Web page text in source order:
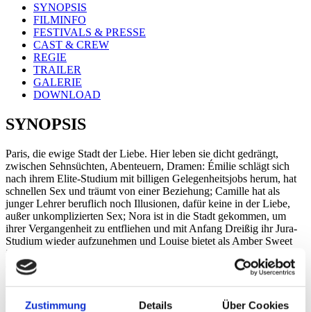
Zustimmung Details Über Cookies
SYNOPSIS
FILMINFO
FESTIVALS & PRESSE
CAST & CREW
REGIE
TRAILER
GALERIE
DOWNLOAD
SYNOPSIS
Paris, die ewige Stadt der Liebe. Hier leben sie dicht gedrängt,
zwischen Sehnsüchten, Abenteuern, Dramen: Émilie schlägt sich
nach ihrem Elite-Studium mit billigen Gelegenheitsjobs herum, hat
schnellen Sex und träumt von einer Beziehung; Camille hat als
junger Lehrer beruflich noch Illusionen, dafür keine in der Liebe,
außer unkomplizierten Sex; Nora ist in die Stadt gekommen, um
ihrer Vergangenheit zu entfliehen und mit Anfang Dreißig ihr Jura-
Studium wieder aufzunehmen und Louise bietet als Amber Sweet
im Internet erotische Dienste gegen Bezahlung an. – Drei Frauen,
ein Mann. Ihre Lebenswege kreuzen sich im 13. Arrondissement in
Paris. Der attraktive Camille zieht bei Émilie als Mitbewohner ein,
wird ohne Umschweife ihr Liebhaber und zieht ebenso schnell
wieder aus. Liebe ist angeblich nicht sein Stil – bis er die kühle Nora